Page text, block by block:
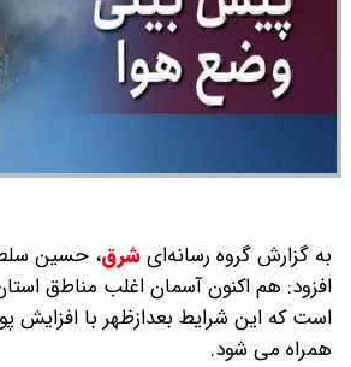
به گزارش گروه رسانه‌ایشرق، حسین
افزود: هم اکنون آسمان اغلب مناطق
است که این شرایط بعدازظهر با افزایش
همراه می شود.